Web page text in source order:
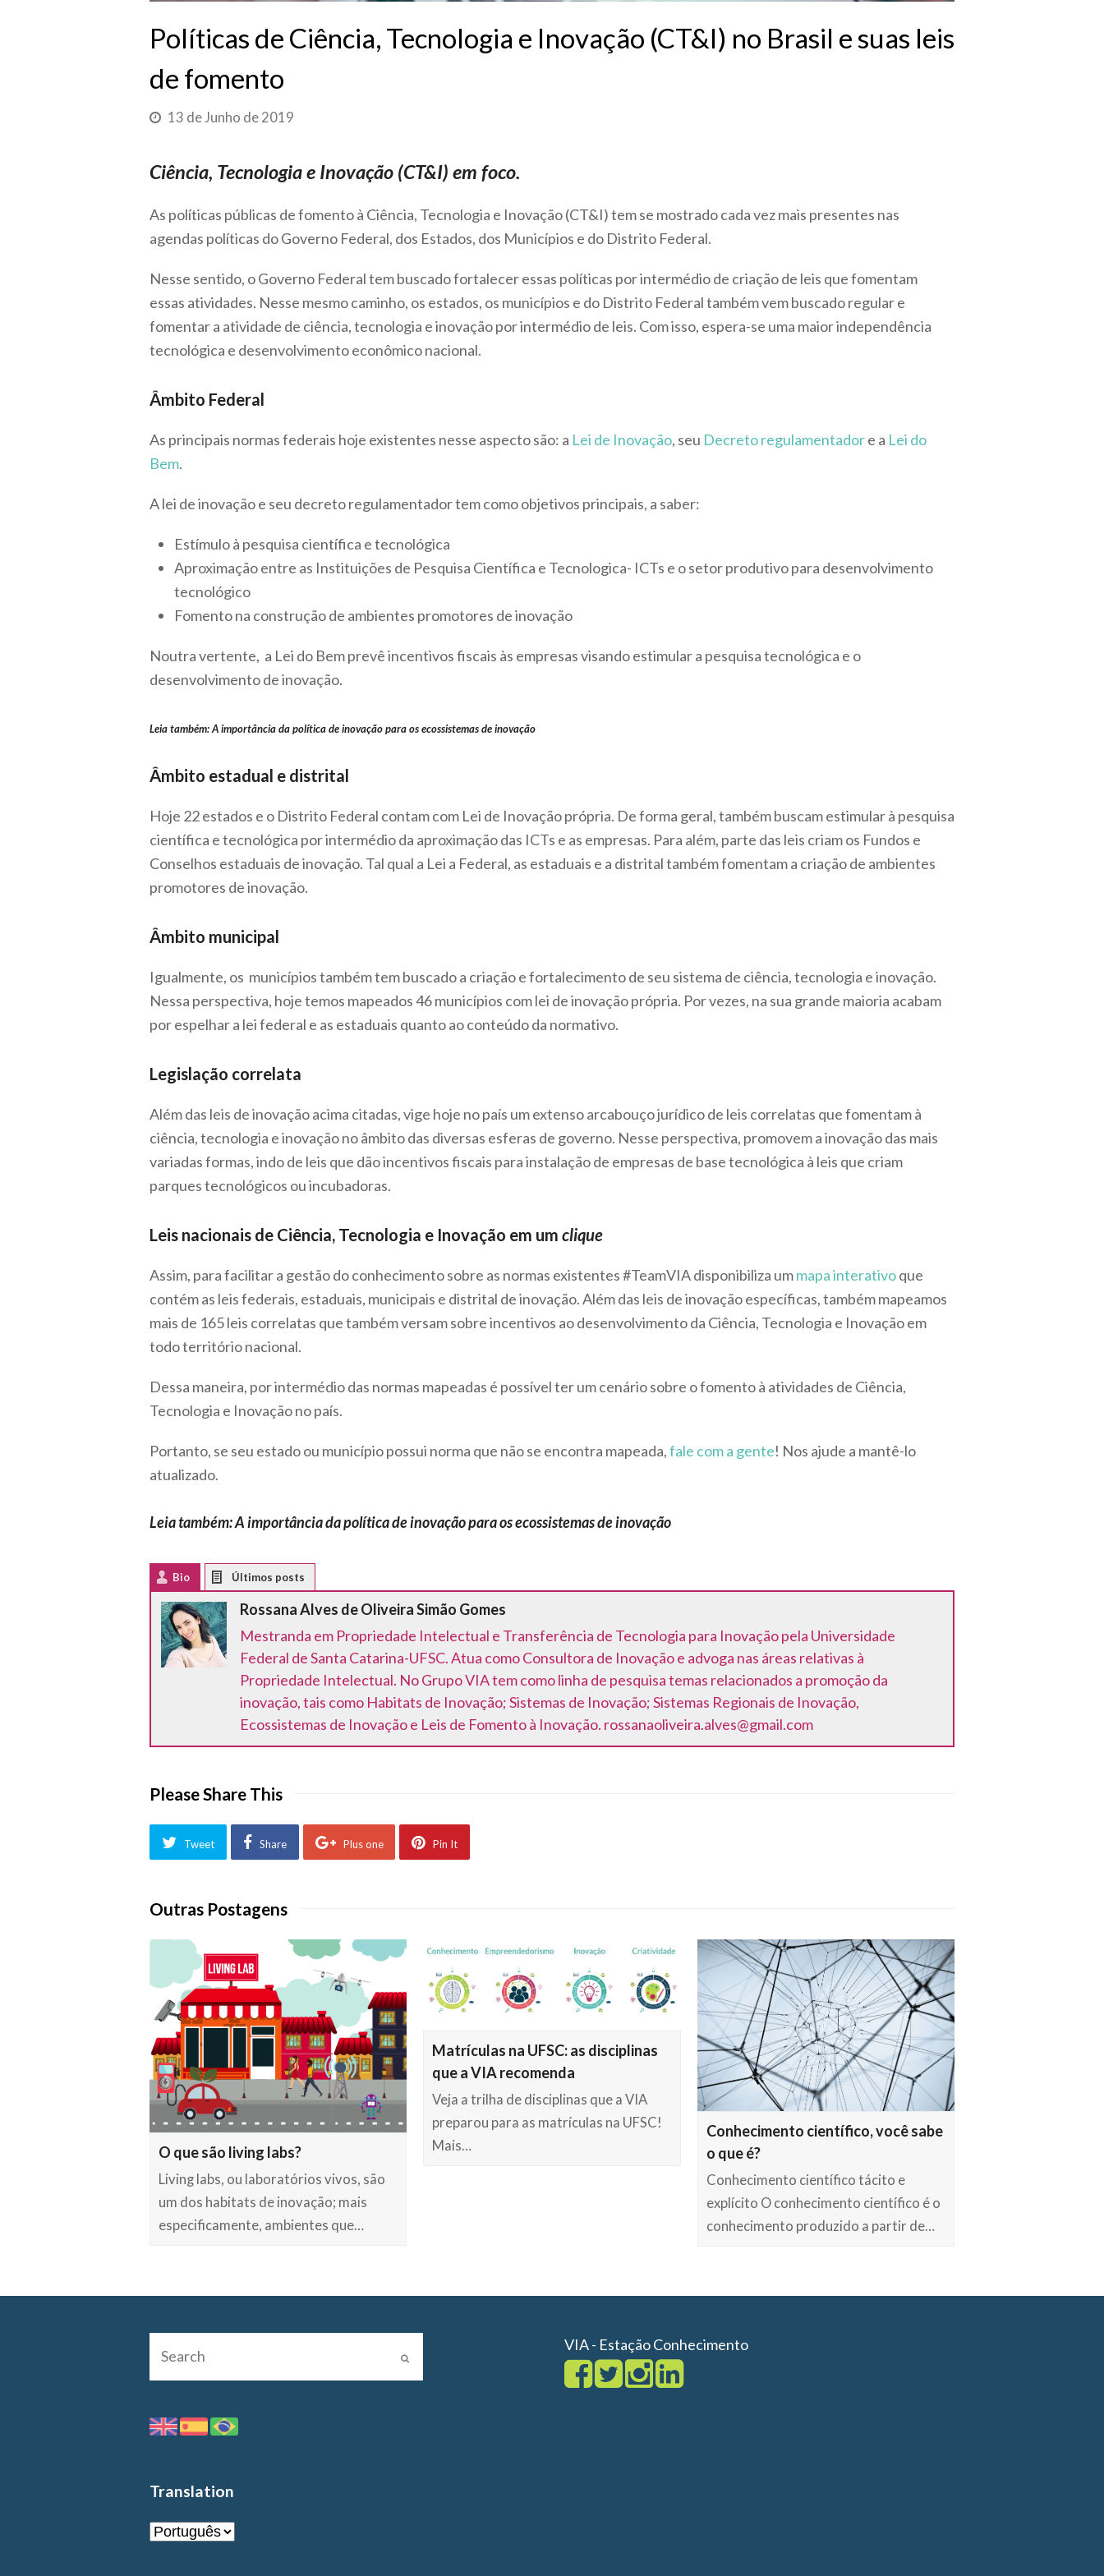
Políticas de Ciência, Tecnologia e Inovação (CT&I) no Brasil e suas leis
de fomento
13 de Junho de 2019
Ciência, Tecnologia e Inovação (CT&I) em foco.
As políticas públicas de fomento à Ciência, Tecnologia e Inovação (CT&I) tem se mostrado cada vez mais presentes nas
agendas políticas do Governo Federal, dos Estados, dos Municípios e do Distrito Federal.
Nesse sentido, o Governo Federal tem buscado fortalecer essas políticas por intermédio de criação de leis que fomentam
essas atividades. Nesse mesmo caminho, os estados, os municípios e do Distrito Federal também vem buscado regular e
fomentar a atividade de ciência, tecnologia e inovação por intermédio de leis. Com isso, espera-se uma maior independência
tecnológica e desenvolvimento econômico nacional.
Âmbito Federal
As principais normas federais hoje existentes nesse aspecto são: a Lei de Inovação, seu Decreto regulamentadore a Lei do
Bem.
A lei de inovação e seu decreto regulamentador tem como objetivos principais, a saber:
Estímulo à pesquisa científica e tecnológica
Aproximação entre as Instituições de Pesquisa Científica e Tecnologica- ICTs e o setor produtivo para desenvolvimento
tecnológico
Fomento na construção de ambientes promotores de inovação
Noutra vertente, a Lei do Bem prevê incentivos fiscais às empresas visando estimular a pesquisa tecnológica e o
desenvolvimento de inovação.
Leia também: A importância da política de inovação para os ecossistemas de inovação
Âmbito estadual e distrital
Hoje 22 estados e o Distrito Federal contam com Lei de Inovação própria. De forma geral, também buscam estimular à pesquisa
científica e tecnológica por intermédio da aproximação das ICTs e as empresas. Para além, parte das leis criam os Fundos e
Conselhos estaduais de inovação. Tal qual a Lei a Federal, as estaduais e a distrital também fomentam a criação de ambientes
promotores de inovação.
Âmbito municipal
Igualmente, os municípios também tem buscado a criação e fortalecimento de seu sistema de ciência, tecnologia e inovação.
Nessa perspectiva, hoje temos mapeados 46 municípios com lei de inovação própria. Por vezes, na sua grande maioria acabam
por espelhar a lei federal e as estaduais quanto ao conteúdo da normativo.
Legislação correlata
Além das leis de inovação acima citadas, vige hoje no país um extenso arcabouço jurídico de leis correlatas que fomentam à
ciência, tecnologia e inovação no âmbito das diversas esferas de governo. Nesse perspectiva, promovem a inovação das mais
variadas formas, indo de leis que dão incentivos fiscais para instalação de empresas de base tecnológica à leis que criam
parques tecnológicos ou incubadoras.
Leis nacionais de Ciência, Tecnologia e Inovação em um clique
Assim, para facilitar a gestão do conhecimento sobre as normas existentes #TeamVIA disponibiliza ummapa interativoque
contém as leis federais, estaduais, municipais e distrital de inovação. Além das leis de inovação específicas, também mapeamos
mais de 165 leis correlatas que também versam sobre incentivos ao desenvolvimento da Ciência, Tecnologia e Inovação em
todo território nacional.
Dessa maneira, por intermédio das normas mapeadas é possível ter um cenário sobre o fomento à atividades de Ciência,
Tecnologia e Inovação no país.
Portanto, se seu estado ou município possui norma que não se encontra mapeada,fale com a gente! Nos ajude a mantê-lo
atualizado.
Leia também: A importância da política de inovação para os ecossistemas de inovação
Bio
Rossana Alves de Oliveira Simão Gomes
Mestranda em Propriedade Intelectual e Transferência de Tecnologia para Inovação pela Universidade
Federal de Santa Catarina-UFSC. Atua como Consultora de Inovação e advoga nas áreas relativas à
Propriedade Intelectual. No Grupo VIA tem como linha de pesquisa temas relacionados a promoção da
inovação, tais como Habitats de Inovação; Sistemas de Inovação; Sistemas Regionais de Inovação,
Ecossistemas de Inovação e Leis de Fomento à Inovação. rossanaoliveira.alves@gmail.com
Please Share This
Tweet Share Plus one Pin It
Outras Postagens
O que são living labs?
Living labs, ou laboratórios vivos, são
um dos habitats de inovação; mais
especificamente, ambientes que…
Matrículas na UFSC: as disciplinas
que a VIA recomenda
Veja a trilha de disciplinas que a VIA
preparou para as matrículas na UFSC!
Mais…
Conhecimento científico, você sabe
o que é?
Conhecimento científico tácito e
explícito O conhecimento científico é o
conhecimento produzido a partir de…
Translation
VIA - Estação Conhecimento